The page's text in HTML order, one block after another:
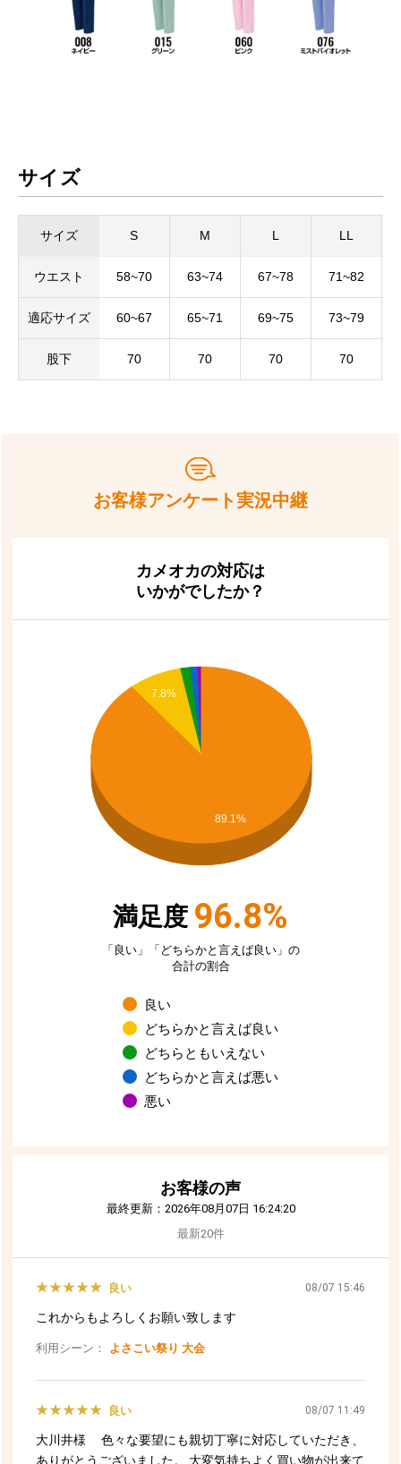
サイズ
サイズ S M L LL
ウエスト 58~70 63~74 67~78 71~82
適応サイズ 60~67 65~71 69~75 73~79
股下 70 70 70 70